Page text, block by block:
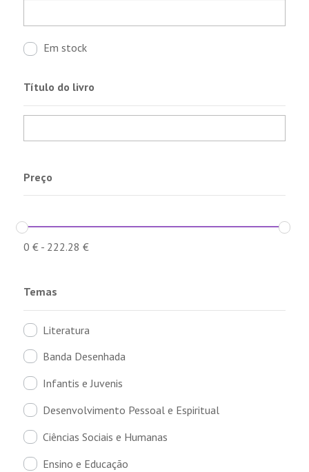
Em stock
Título do livro
Preço
0 €- 222.28 €
Temas
Literatura
Banda Desenhada
Infantis e Juvenis
Desenvolvimento Pessoal e Espiritual
Ciências Sociais e Humanas
Ensino e Educação